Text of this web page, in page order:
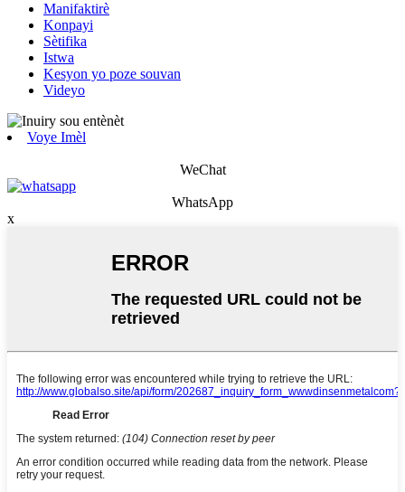
Manifaktirè
Konpayi
Sètifika
Istwa
Kesyon yo poze souvan
Videyo
Voye Imèl
WeChat
WhatsApp
x